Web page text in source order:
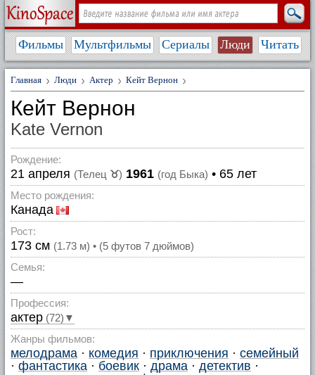
Фильмы Мультфильмы Сериалы Люди Читать
Главная Люди Актер Кейт Вернон
Кейт Вернон
Kate Vernon
Рождение:
21 апреля (Телец ♉) 1961 (год Быка) • 65 лет
Место рождения:
Канада
Рост:
173 см (1.73 м) • (5 футов 7 дюймов)
Семья:
—
Профессия:
актер (72)▼
Жанры фильмов:
мелодрама · комедия · приключения · семейный
· фантастика · боевик · драма · детектив ·